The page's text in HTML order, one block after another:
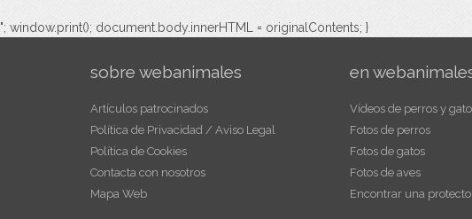
"; window.print(); document.body.innerHTML = originalContents; }
sobre webanimales
Artículos patrocinados
Política de Privacidad / Aviso Legal
Política de Cookies
Contacta con nosotros
Mapa Web
en
Vídeos de perros y
Fotos de perros
Fotos de gatos
Fotos de aves
Encontrar una